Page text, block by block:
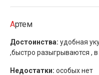
Артем
Достоинства: удобная
,быстро разыгрываются ,
Недостатки: особых нет